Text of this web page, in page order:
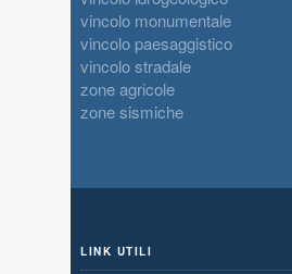
vincolo monumentale
vincolo paesaggistico
vincolo stradale
zone agricole
zone sismiche
LINK UTILI